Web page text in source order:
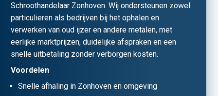
Schroothandelaar Zonhoven. Wij ondersteunen zowel
particulieren als bedrijven bij het ophalen en
verwerken van oud ijzer en andere metalen, met
eerlijke marktprijzen, duidelijke afspraken en een
snelle uitbetaling zonder verborgen kosten.
Voordelen
Snelle afhaling in Zonhoven en omgeving